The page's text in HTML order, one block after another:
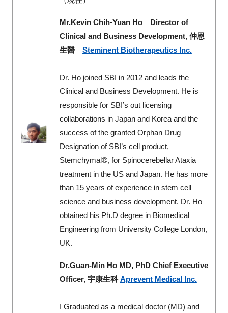
Mr.Kevin Chih-Yuan Ho Director of
Clinical and Business Development, 仲恩
生醫 Steminent Biotherapeutics Inc.
Dr. Ho joined SBI in 2012 and leads the
Clinical and Business Development. He is
responsible for SBI’s out licensing
collaborations in Japan and Korea and the
success of the granted Orphan Drug
Designation of SBI’s cell product,
Stemchymal®, for Spinocerebellar Ataxia
treatment in the US and Japan. He has more
than 15 years of experience in stem cell
science and business development. Dr. Ho
obtained his Ph.D degree in Biomedical
Engineering from University College London,
UK.
Dr.Guan-Min Ho MD, PhD Chief Executive
Officer, 宇康生科Aprevent Medical Inc.
I Graduated as a medical doctor (MD) and